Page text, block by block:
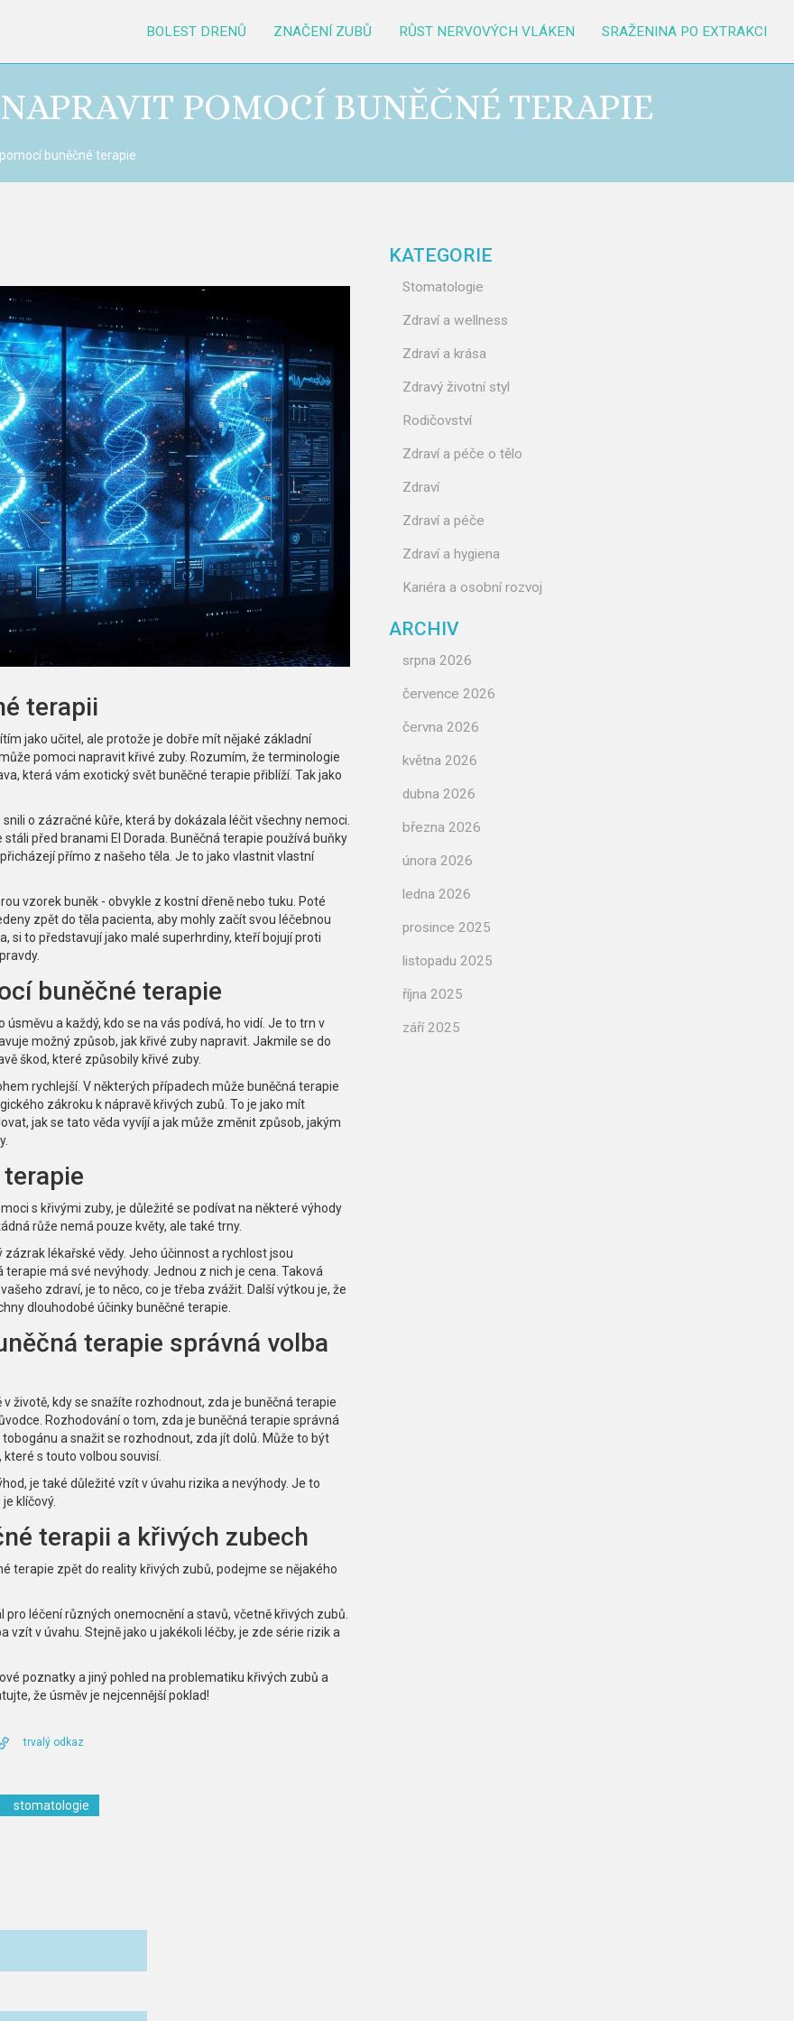
BOLEST DRENŮ ZNAČENÍ ZUBŮ RŮST NERVOVÝCH VLÁKEN SRAŽENINA PO EXTRAKCI
POMOCÍ BUNĚČNÉ TERAPIE
buněčné terapie
terapii
jako učitel, ale protože je dobře mít nějaké základní
pomoci napravit křivé zuby. Rozumím, že terminologie
která vám exotický svět buněčné terapie přiblíží. Tak jako
o zázračné kůře, která by dokázala léčit všechny nemoci.
před branami El Dorada. Buněčná terapie používá buňky
přímo z našeho těla. Je to jako vlastnit vlastní
vzorek buněk - obvykle z kostní dřeně nebo tuku. Poté
zpět do těla pacienta, aby mohly začít svou léčebnou
si to představují jako malé superhrdiny, kteří bojují proti
buněčné terapie
a každý, kdo se na vás podívá, ho vidí. Je to trn v
možný způsob, jak křivé zuby napravit. Jakmile se do
škod, které způsobily křivé zuby.
rychlejší. V některých případech může buněčná terapie
zákroku k nápravě křivých zubů. To je jako mít
jak se tato věda vyvíjí a jak může změnit způsob, jakým
s křivými zuby, je důležité se podívat na některé výhody
růže nemá pouze květy, ale také trny.
lékařské vědy. Jeho účinnost a rychlost jsou
má své nevýhody. Jednou z nich je cena. Taková
zdraví, je to něco, co je třeba zvážit. Další výtkou je, že
dlouhodobé účinky buněčné terapie.
terapie správná volba
životě, kdy se snažíte rozhodnout, zda je buněčná terapie
Rozhodování o tom, zda je buněčná terapie správná
a snažit se rozhodnout, zda jít dolů. Může to být
s touto volbou souvisí.
je také důležité vzít v úvahu rizika a nevýhody. Je to
klíčový.
terapii a křivých zubech
terapie zpět do reality křivých zubů, podejme se nějakého
léčení různých onemocnění a stavů, včetně křivých zubů.
v úvahu. Stejně jako u jakékoli léčby, je zde série rizik a
poznatky a jiný pohled na problematiku křivých zubů a
že úsměv je nejcennější poklad!
trvalý odkaz
stomatologie
KATEGORIE
Stomatologie
Zdraví a wellness
Zdraví a krása
Zdravý životní styl
Rodičovství
Zdraví a péče o tělo
Zdraví
Zdraví a péče
Zdraví a hygiena
Kariéra a osobní rozvoj
ARCHIV
srpna 2026
července 2026
června 2026
května 2026
dubna 2026
března 2026
února 2026
ledna 2026
prosince 2025
listopadu 2025
října 2025
září 2025